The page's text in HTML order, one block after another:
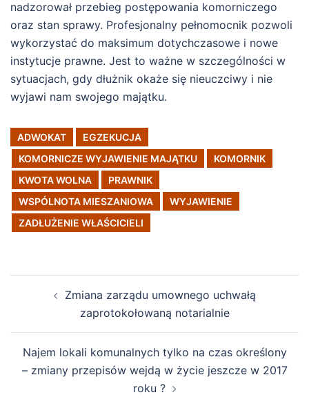
nadzorował przebieg postępowania komorniczego
oraz stan sprawy. Profesjonalny pełnomocnik pozwoli
wykorzystać do maksimum dotychczasowe i nowe
instytucje prawne. Jest to ważne w szczególności w
sytuacjach, gdy dłużnik okaże się nieuczciwy i nie
wyjawi nam swojego majątku.
ADWOKAT
EGZEKUCJA
KOMORNICZE WYJAWIENIE MAJĄTKU
KOMORNIK
KWOTA WOLNA
PRAWNIK
WSPÓLNOTA MIESZANIOWA
WYJAWIENIE
ZADŁUŻENIE WŁAŚCICIELI
navigationZmiana zarządu umownego uchwałą
zaprotokołowaną notarialnie
Najem lokali komunalnych tylko na czas określony
– zmiany przepisów wejdą w życie jeszcze w 2017
roku ?